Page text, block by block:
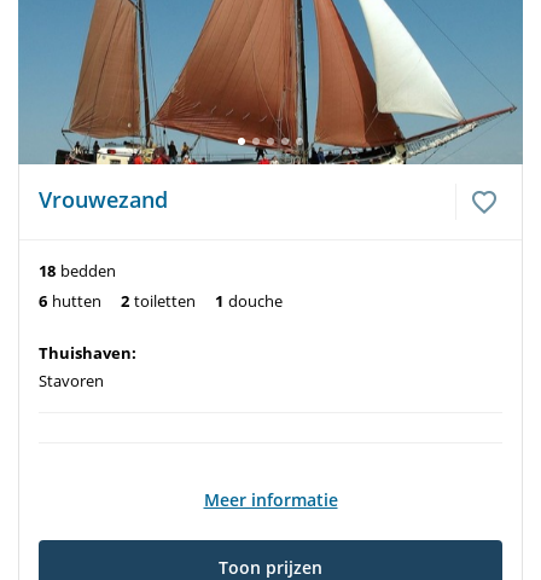
Vrouwezand
18 bedden
6 hutten 2 toiletten 1 douche
Thuishaven:
Stavoren
Meer informatie
Toon prijzen